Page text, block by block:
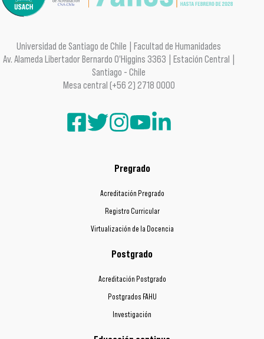
Universidad de Santiago de Chile | Facultad de Humanidades
Av. Alameda Libertador Bernardo O'Higgins 3363 | Estación Central |
Santiago - Chile
Mesa central (+56 2) 2718 0000
Pregrado
Acreditación Pregrado
Registro Curricular
Virtualización de la Docencia
Postgrado
Acreditación Postgrado
Postgrados FAHU
Investigación